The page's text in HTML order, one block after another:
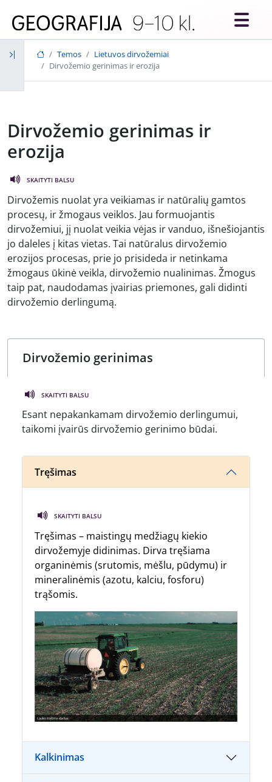
Temos
Lietuvos dirvožemiai
Dirvožemio gerinimas ir erozija
Dirvožemio gerinimas ir
erozija
SKAITYTI BALSU
Dirvožemis nuolat yra veikiamas ir natūralių gamtos
procesų, ir žmogaus veiklos. Jau formuojantis
dirvožemiui, jį nuolat veikia vėjas ir vanduo, išnešiojantis
jo daleles į kitas vietas. Tai natūralus dirvožemio
erozijos procesas, prie jo prisideda ir netinkama
žmogaus ūkinė veikla, dirvožemio nualinimas. Žmogus
taip pat, naudodamas įvairias priemones, gali didinti
dirvožemio derlingumą.
SKAITYTI BALSU
Esant nepakankamam dirvožemio derlingumui,
taikomi įvairūs dirvožemio gerinimo būdai.
Tręšimas
SKAITYTI BALSU
Tręšimas – maistingų medžiagų kiekio
dirvožemyje didinimas. Dirva tręšiama
organinėmis (srutomis, mėšlu, pūdymu) ir
mineralinėmis (azotu, kalciu, fosforu)
trąšomis.
Kalkinimas